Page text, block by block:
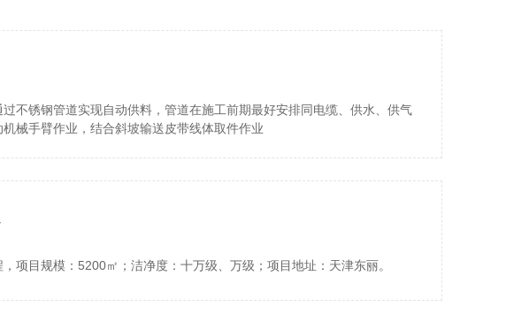
不锈钢管道实现自动供料，管道在施工前期最好安排同电缆、供水、供气
械手臂作业，结合斜坡输送皮带线体取件作业
项目规模：5200㎡；洁净度：十万级、万级；项目地址：天津东丽。